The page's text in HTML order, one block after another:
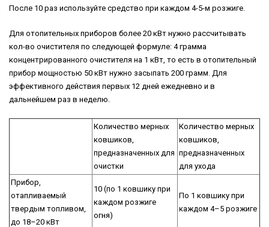
После 10 раз используйте средство при каждом 4-5-м розжиге.
Для отопительных приборов более 20 кВт нужно рассчитывать
кол-во очистителя по следующей формуле: 4 грамма
концентрированного очистителя на 1 кВт, то есть в отопительный
прибор мощностью 50 кВт нужно засыпать 200 грамм. Для
эффективного действия первых 12 дней ежедневно и в
дальнейшем раз в неделю.
Количество мерных
ковшиков,
предназначенных для
очистки
Количество мерных
ковшиков,
предназначенных
для ухода
Прибор,
отапливаемый
твердым топливом,
до 18–20 кВт
10 (по 1 ковшику при
каждом розжиге
огня)
По 1 ковшику при
каждом 4–5 розжиге